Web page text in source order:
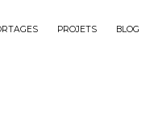
PROJETS BLOG